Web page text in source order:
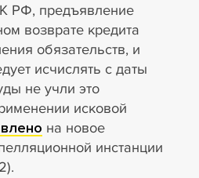
РФ, предъявление
возврате кредита
обязательств, и
исчислять с даты
не учли это
исковой
на новое
инстанции